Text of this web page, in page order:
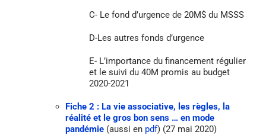
C- Le fond d’urgence de 20M$ du MSSS
D-Les autres fonds d’urgence
E- L’importance du financement régulier
et le suivi du 40M promis au budget
2020-2021
Fiche 2 : La vie associative, les règles, la
réalité et le gros bon sens … en mode
pandémie (aussi en pdf) (27 mai 2020)